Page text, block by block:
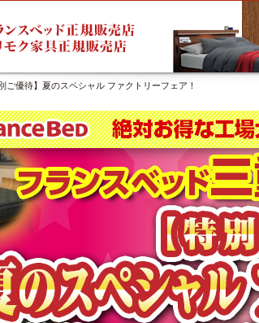
優待】夏のスペシャル ファクトリーフェア！